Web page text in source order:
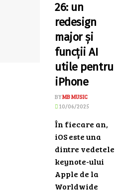
26: un
redesign
major și
funcții AI
utile pentru
iPhone
BYMB MUSIC
10/06/2025
În fiecare an,
iOS este una
dintre vedetele
keynote-ului
Apple de la
Worldwide